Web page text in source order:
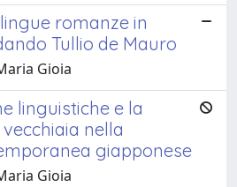
romanze in
Tullio de Mauro
Gioia
linguistiche e la
nella
giapponese
Gioia